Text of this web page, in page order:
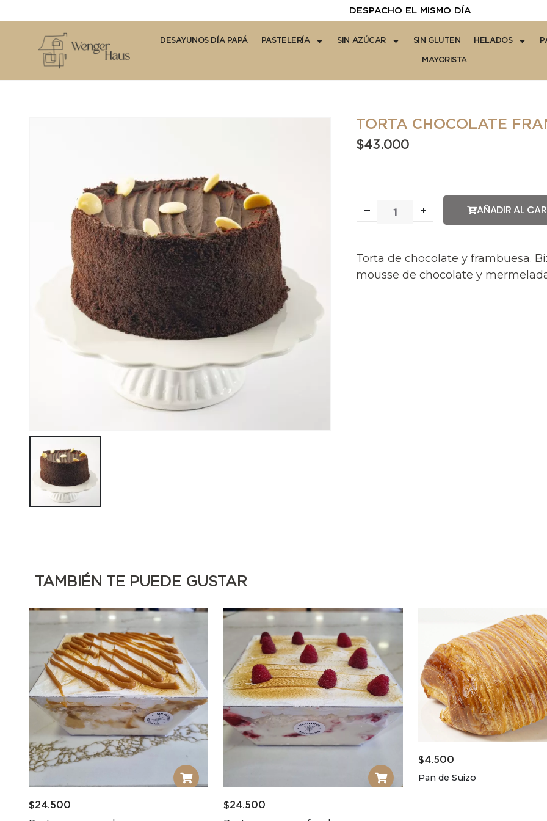
DESPACHO EL MISMO DÍA
DESAYUNOS DÍA PAPÁ PASTELERÍA SIN AZÚCAR SIN GLUTEN HELADOS
MAYORISTA
TORTA CHOCOLATE
$43.000
AÑADIR AL
Torta de chocolate y frambuesa.
mousse de chocolate y
TAMBIÉN TE PUEDE GUSTAR
$24.500 $24.500
$4.500
Pan de Suizo